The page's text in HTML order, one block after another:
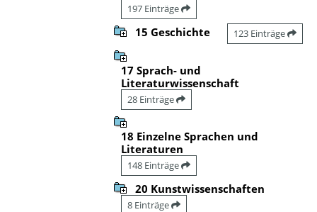
197 Einträge
15 Geschichte 123 Einträge
17 Sprach- und
Literaturwissenschaft
28 Einträge
18 Einzelne Sprachen und
Literaturen
148 Einträge
20 Kunstwissenschaften
8 Einträge